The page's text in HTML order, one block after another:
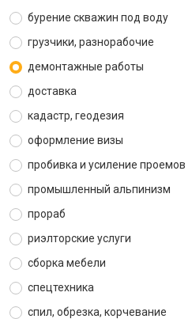
бурение скважин под воду
грузчики, разнорабочие
демонтажные работы
доставка
кадастр, геодезия
оформление визы
пробивка и усиление проемов
промышленный альпинизм
прораб
риэлторские услуги
сборка мебели
спецтехника
спил, обрезка, корчевание